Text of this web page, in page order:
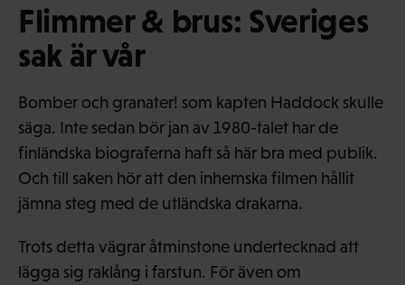
Flimmer & brus: Sveriges
sak är vår
Bomber och granater! som kapten Haddock skulle
säga. Inte sedan bör jan av 1980-talet har de
finländska biograferna haft så här bra med publik.
Och till saken hör att den inhemska filmen hållit
jämna steg med de utländska drakarna.
Trots detta vägrar åtminstone undertecknad att
lägga sig raklång i farstun. För även om